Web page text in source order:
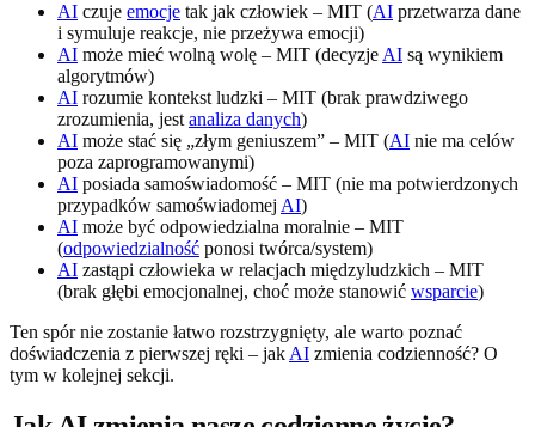
AI czuje emocje tak jak człowiek – MIT (AI przetwarza dane
i symuluje reakcje, nie przeżywa emocji)
AI może mieć wolną wolę – MIT (decyzje AI są wynikiem
algorytmów)
AI rozumie kontekst ludzki – MIT (brak prawdziwego
zrozumienia, jest analiza danych)
AI może stać się „złym geniuszem” – MIT (AI nie ma celów
poza zaprogramowanymi)
AI posiada samoświadomość – MIT (nie ma potwierdzonych
przypadków samoświadomej AI)
AI może być odpowiedzialna moralnie – MIT
(odpowiedzialność ponosi twórca/system)
AI zastąpi człowieka w relacjach międzyludzkich – MIT
(brak głębi emocjonalnej, choć może stanowić wsparcie)
Ten spór nie zostanie łatwo rozstrzygnięty, ale warto poznać
doświadczenia z pierwszej ręki – jak AI zmienia codzienność? O
tym w kolejnej sekcji.